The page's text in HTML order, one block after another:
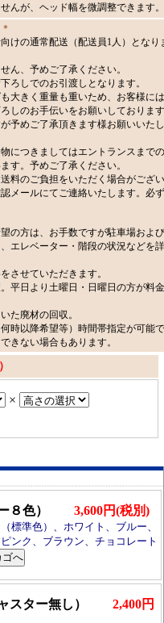
んが、ヘッド幅を微調整できます。
けの通常配送（配送員1人）となり
ん、予めご了承ください。
ろしでのお引渡しとなります。
大きく重量も重いため、お客様に
しのお手伝いをお願いしておりま
予めご了承頂きます様お願いいた
につきましてはエントランスまで
す。予めご了承ください。
料のご負担をいただく場合がござ
メールにてご連絡いたします。必
の方は、お手数ですが駐車場およ
エレベーター・階段の状況などを
させていただきます。
平日より土曜日・日曜日の方が料
た廃材の回収。
時以降希望等）時間帯指定が可能で
きない場合もあります。
×
ー８色） 3,600円(税別)
標準色）、ホワイト、ブルー、
ンク、ブラウン、チョコレート
ャスター無し） 2,400円